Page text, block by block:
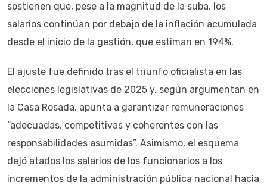
sostienen que, pese a la magnitud de la suba, los
salarios continúan por debajo de la inflación acumulada
desde el inicio de la gestión, que estiman en 194%.
El ajuste fue definido tras el triunfo oficialista en las
elecciones legislativas de 2025 y, según argumentan en
la Casa Rosada, apunta a garantizar remuneraciones
“adecuadas, competitivas y coherentes con las
responsabilidades asumidas”. Asimismo, el esquema
dejó atados los salarios de los funcionarios a los
incrementos de la administración pública nacional hacia